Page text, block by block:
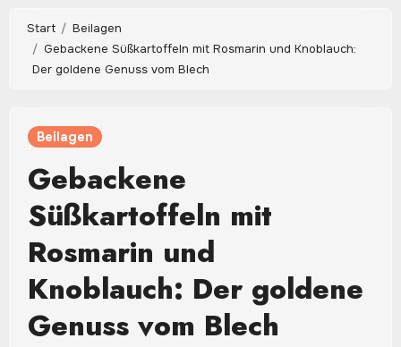
Start
Beilagen
Gebackene Süßkartoffeln mit Rosmarin und Knoblauch:
Der goldene Genuss vom Blech
Beilagen
Gebackene
Süßkartoffeln mit
Rosmarin und
Knoblauch: Der goldene
Genuss vom Blech